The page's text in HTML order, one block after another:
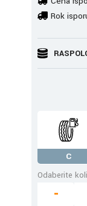
Rok
C
Odaberite
-